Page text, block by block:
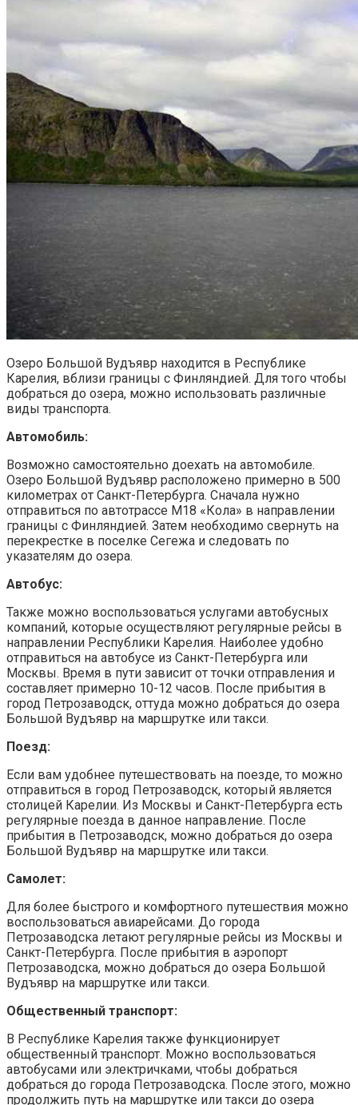
Озеро Большой Вудъявр находится в Республике
Карелия, вблизи границы с Финляндией. Для того чтобы
добраться до озера, можно использовать различные
виды транспорта.
Автомобиль:
Возможно самостоятельно доехать на автомобиле.
Озеро Большой Вудъявр расположено примерно в 500
километрах от Санкт-Петербурга. Сначала нужно
отправиться по автотрассе М18 «Кола» в направлении
границы с Финляндией. Затем необходимо свернуть на
перекрестке в поселке Сегежа и следовать по
указателям до озера.
Автобус:
Также можно воспользоваться услугами автобусных
компаний, которые осуществляют регулярные рейсы в
направлении Республики Карелия. Наиболее удобно
отправиться на автобусе из Санкт-Петербурга или
Москвы. Время в пути зависит от точки отправления и
составляет примерно 10-12 часов. После прибытия в
город Петрозаводск, оттуда можно добраться до озера
Большой Вудъявр на маршрутке или такси.
Поезд:
Если вам удобнее путешествовать на поезде, то можно
отправиться в город Петрозаводск, который является
столицей Карелии. Из Москвы и Санкт-Петербурга есть
регулярные поезда в данное направление. После
прибытия в Петрозаводск, можно добраться до озера
Большой Вудъявр на маршрутке или такси.
Самолет:
Для более быстрого и комфортного путешествия можно
воспользоваться авиарейсами. До города
Петрозаводска летают регулярные рейсы из Москвы и
Санкт-Петербурга. После прибытия в аэропорт
Петрозаводска, можно добраться до озера Большой
Вудъявр на маршрутке или такси.
Общественный транспорт:
В Республике Карелия также функционирует
общественный транспорт. Можно воспользоваться
автобусами или электричками, чтобы добраться
добраться до города Петрозаводска. После этого, можно
продолжить путь на маршрутке или такси до озера